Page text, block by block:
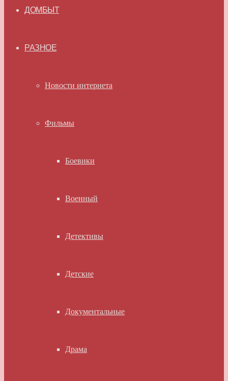
ДОМБЫТ
РАЗНОЕ
Новости интернета
Фильмы
Боевики
Военный
Детективы
Детские
Документальные
Драма